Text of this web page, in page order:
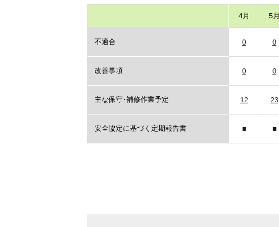
4月 5月
不適合 0 0
改善事項 0 0
主な保守･補修作業予定 12 23
安全協定に基づく定期報告書 ■ ■